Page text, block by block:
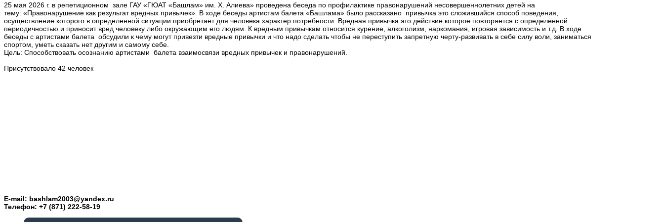
25 мая 2026 г. в репетиционном зале ГАУ «ГЮАТ «Башлам» им. Х. Алиева» проведена беседа по профилактике правонарушений несовершеннолетних детей на
тему: «Правонарушение как результат вредных привычек». В ходе беседы артистам балета «Башлама» было рассказано привычка это сложившийся способ поведения,
осуществление которого в определенной ситуации приобретает для человека характер потребности. Вредная привычка это действие которое повторяется с определенной
периодичностью и приносит вред человеку либо окружающим его людям. К вредным привычкам относится курение, алкоголизм, наркомания, игровая зависимость и т.д. В ходе
беседы с артистами балета обсудили к чему могут привезти вредные привычки и что надо сделать чтобы не переступить запретную черту-развивать в себе силу воли, заниматься
спортом, уметь сказать нет другим и самому себе.
Цель: Способствовать осознанию артистами балета взаимосвязи вредных привычек и правонарушений.
Присутствовало 42 человек
E-mail: bashlam2003@yandex.ru
Телефон: +7 (871) 222-58-19